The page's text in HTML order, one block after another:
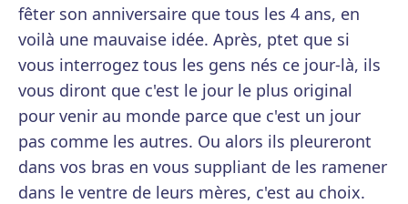
fêter son anniversaire que tous les 4 ans, en
voilà une mauvaise idée. Après, ptet que si
vous interrogez tous les gens nés ce jour-là, ils
vous diront que c'est le jour le plus original
pour venir au monde parce que c'est un jour
pas comme les autres. Ou alors ils pleureront
dans vos bras en vous suppliant de les ramener
dans le ventre de leurs mères, c'est au choix.